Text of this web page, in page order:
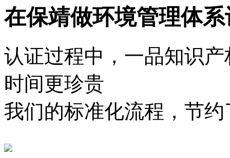
在保靖做环境管理体
认证过程中，一品知识
时间更珍贵
我们的标准化流程，节